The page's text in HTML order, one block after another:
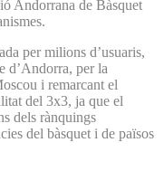
Andorrana de Bàsquet
per milions d’usuaris,
d’An­dorra, per la
i remarcant el
del 3x3, ja que el
dels rànquings
del bàsquet i de països